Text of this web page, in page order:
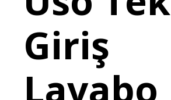
Giriş
Lavabo